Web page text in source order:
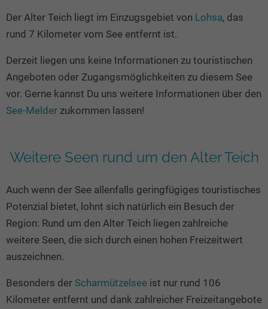
Österreich
Frankreich
Niederlande
Schweden
alle Länder…
Der Alter Teich liegt im Einzugsgebiet von Lohsa, das
rund 7 Kilometer vom See entfernt ist.
Derzeit liegen uns keine Informationen zu touristischen
Angeboten oder Zugangsmöglichkeiten zu diesem See
vor. Gerne kannst Du uns weitere Informationen über den
See-Melder zukommen lassen!
Weitere Seen rund um den Alter Teich
Auch wenn der See allenfalls geringfügiges touristisches
Potenzial bietet, lohnt sich natürlich ein Besuch der
Region: Rund um den Alter Teich liegen zahlreiche
weitere Seen, die sich durch einen hohen Freizeitwert
auszeichnen.
Besonders der Scharmützelsee ist nur rund 106
Kilometer entfernt und dank zahlreicher Freizeitangebote